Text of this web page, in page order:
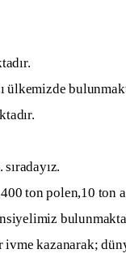
ülkemizde
400 ton polen,10
ivme kazanarak;